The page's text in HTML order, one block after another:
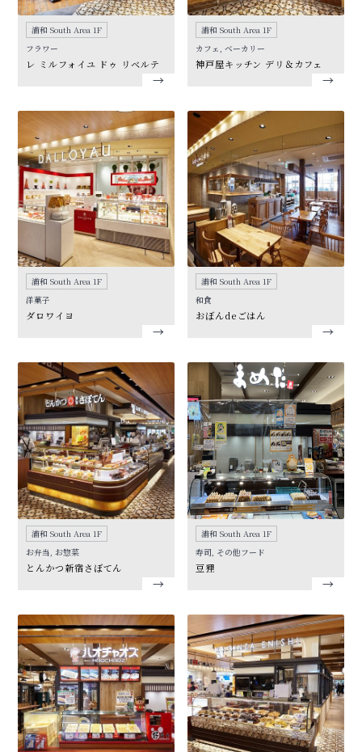
浦和 South Area 1F
フラワー
レ ミルフォイユ ドゥ リベルテ
浦和 South Area 1F
カフェ, ベーカリー
神戸屋キッチン デリ＆カフェ
浦和 South Area 1F
洋菓子
ダロワイヨ
浦和 South Area 1F
和食
おぼんdeごはん
浦和 South Area 1F
お弁当, お惣菜
とんかつ新宿さぼてん
浦和 South Area 1F
寿司, その他フード
豆狸